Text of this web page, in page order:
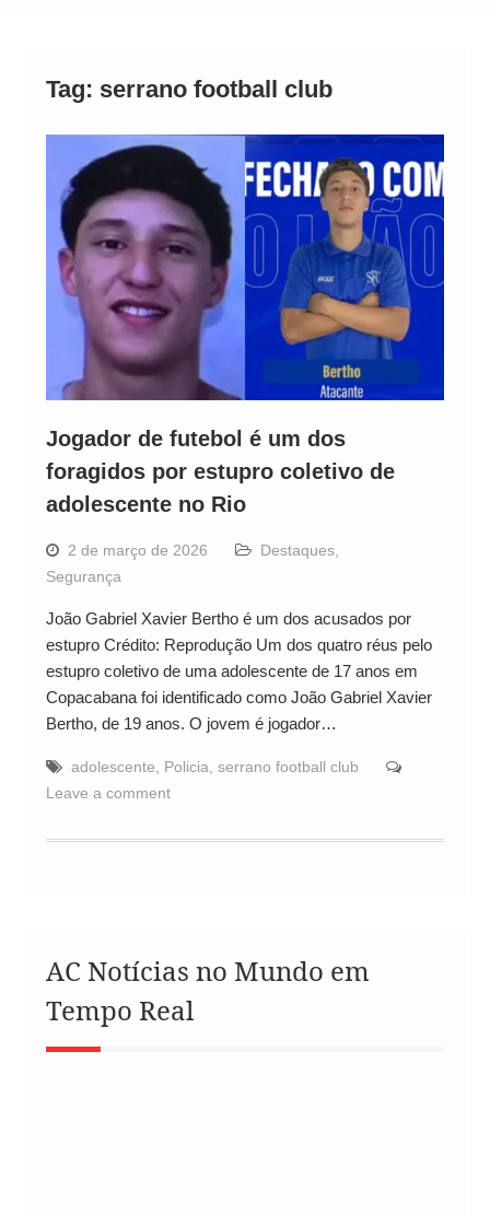
Tag: serrano football club
Jogador de futebol é um dos
foragidos por estupro coletivo de
adolescente no Rio
2 de março de 2026 Destaques,
Segurança
João Gabriel Xavier Bertho é um dos acusados por
estupro Crédito: Reprodução Um dos quatro réus pelo
estupro coletivo de uma adolescente de 17 anos em
Copacabana foi identificado como João Gabriel Xavier
Bertho, de 19 anos. O jovem é jogador…
adolescente Policia serrano football club
Leave a comment
AC Notícias no Mundo em
Tempo Real